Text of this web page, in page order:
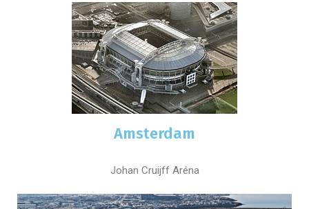
Amsterdam
Johan Cruijff Aréna